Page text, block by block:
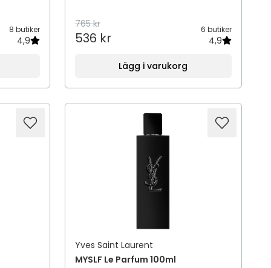
8 butiker
4,9
765 kr
536 kr
6 butiker
4,9
Lägg i varukorg
Yves Saint Laurent
MYSLF Le Parfum 100ml